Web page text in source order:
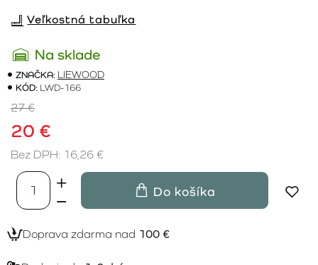
Na sklade
ZNAČKA: LIEWOOD
KÓD: LWD-166
20 €
27 €
Bez DPH: 16,26 €
Do košíka
Veľkostná tabuľka
Doprava zdarma nad 100 €